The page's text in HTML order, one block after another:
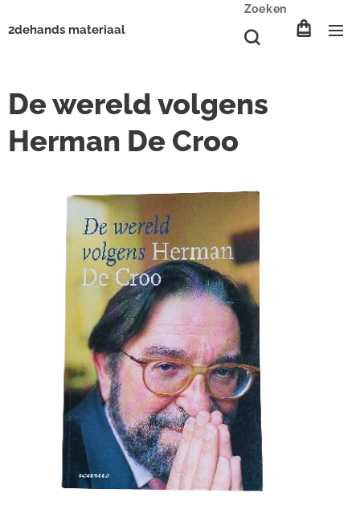
2dehands materiaal
Zoeken
De wereld volgens
Herman De Croo